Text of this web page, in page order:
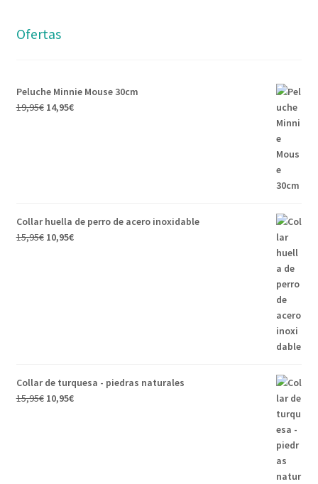
Ofertas
Peluche Minnie Mouse 30cm
19,95€ 14,95€
Collar huella de perro de acero inoxidable
15,95€ 10,95€
Collar de turquesa - piedras naturales
15,95€ 10,95€